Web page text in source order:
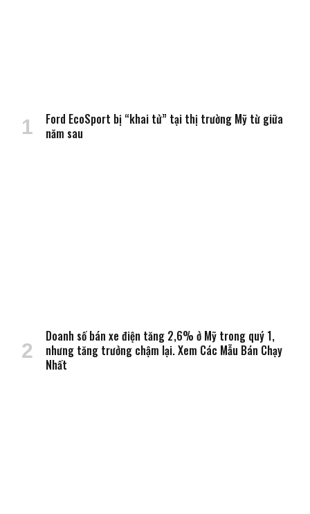
Ford EcoSport bị “khai tử” tại thị trường Mỹ từ giữa
năm sau
Doanh số bán xe điện tăng 2,6% ở Mỹ trong quý 1,
nhưng tăng trưởng chậm lại. Xem Các Mẫu Bán Chạy
Nhất